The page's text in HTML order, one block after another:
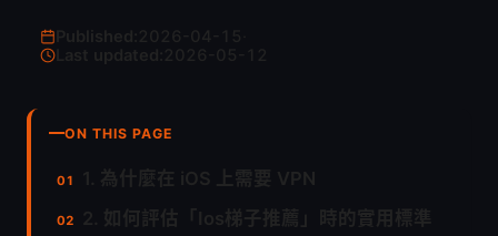
Last updated:
ON THIS PAGE